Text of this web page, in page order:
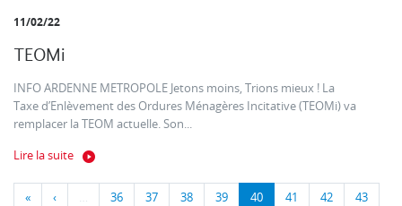
11/02/22
TEOMi
INFO ARDENNE METROPOLE Jetons moins, Trions mieux ! La
Taxe d’Enlèvement des Ordures Ménagères Incitative (TEOMi) va
remplacer la TEOM actuelle. Son...
Lire la suite
« ‹ … 36 37 38 39 40 41 42 43